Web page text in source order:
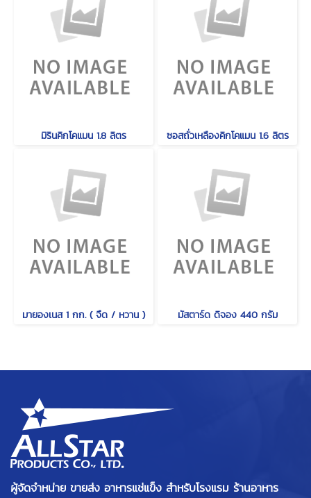
มิรินคิกโคแมน 1.8 ลิตร ซอสถั่วเหลืองคิกโคแมน 1.6 ลิตร
มายองเนส 1 กก. ( จืด / หวาน ) มัสตาร์ด ดิจอง 440 กรัม
ผู้จัดจำหน่าย ขายส่ง อาหารแช่แข็ง สำหรับโรงแรม ร้านอาหาร